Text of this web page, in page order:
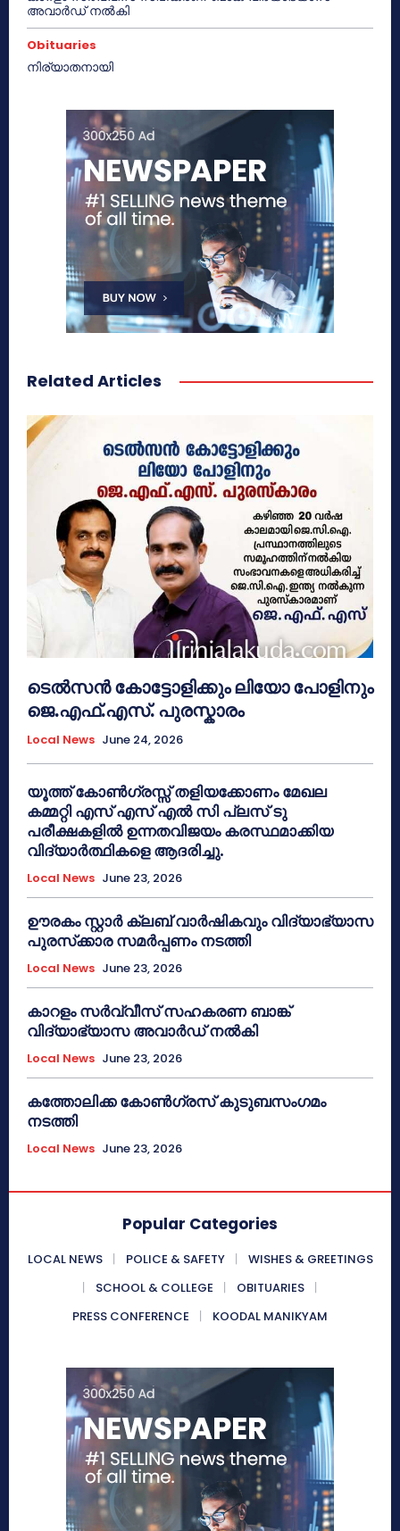
അവാർഡ് നൽകി
Obituaries
നിര്യാതനായി
Related Articles
ടെൽസൻ കോട്ടോളിക്കും ലിയോ പോളിനും
ജെ.എഫ്.എസ്. പുരസ്കാരം
Local News June 24, 2026
യൂത്ത് കോൺഗ്രസ്സ് തളിയക്കോണം മേഖല
കമ്മറ്റി എസ് എസ് എൽ സി പ്ലസ് ടു
പരീക്ഷകളിൽ ഉന്നതവിജയം കരസ്ഥമാക്കിയ
വിദ്യാർത്ഥികളെ ആദരിച്ചു.
Local News June 23, 2026
ഊരകം സ്റ്റാർ ക്ലബ് വാർഷികവും വിദ്യാഭ്യാസ
പുരസ്‌ക്കാര സമർപ്പണം നടത്തി
Local News June 23, 2026
കാറളം സർവ്വീസ് സഹകരണ ബാങ്ക്
വിദ്യാഭ്യാസ അവാർഡ് നൽകി
Local News June 23, 2026
കത്തോലിക്ക കോൺഗ്രസ് കുടുബസംഗമം
നടത്തി
Local News June 23, 2026
Popular Categories
LOCAL NEWS POLICE & SAFETY
WISHES & GREETINGS
SCHOOL & COLLEGE
OBITUARIES
PRESS CONFERENCE
KOODAL MANIKYAM